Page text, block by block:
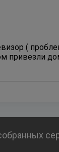
(
привезли